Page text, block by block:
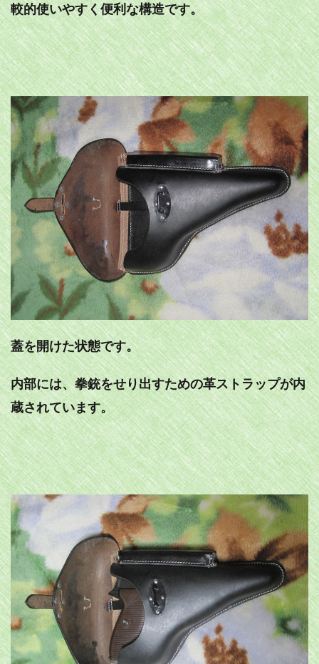
較的使いやすく便利な構造です。
蓋を開けた状態です。
内部には、拳銃をせり出すための革ストラップが内
蔵されています。